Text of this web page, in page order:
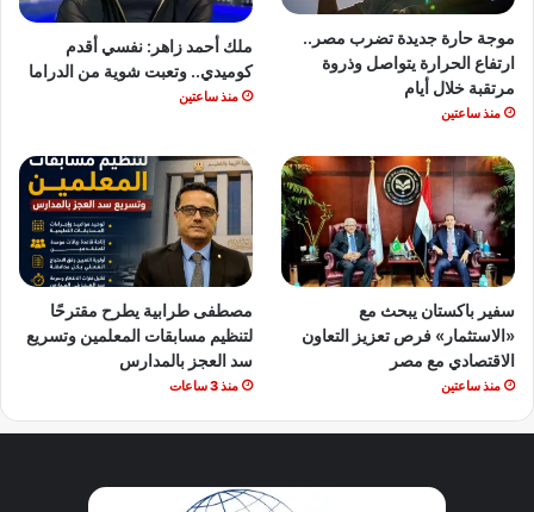
موجة حارة جديدة تضرب مصر..
ارتفاع الحرارة يتواصل وذروة
مرتقبة خلال أيام
منذ ساعتين
ملك أحمد زاهر: نفسي أقدم
كوميدي.. وتعبت شوية من الدراما
منذ ساعتين
سفير باكستان يبحث مع
«الاستثمار» فرص تعزيز التعاون
الاقتصادي مع مصر
منذ ساعتين
مصطفى طرابية يطرح مقترحًا
لتنظيم مسابقات المعلمين وتسريع
سد العجز بالمدارس
منذ 3 ساعات